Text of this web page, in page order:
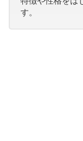
す。